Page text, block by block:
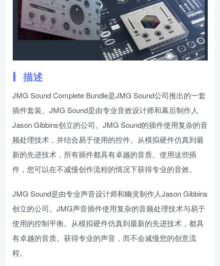
描述
JMG Sound Complete Bundle是JMG Sound公司推出的一套
插件套装。JMG Sound是由专业音效设计师和幕后制作人
Jason Gibbins创立的公司。JMG Sound的插件使用复杂的音
频处理技术，并结合易于使用的控件。从模拟硬件仿真到最
新的先进技术，所有插件都具有卓越的音质。使用这些插
件，您可以在不减慢创作流程的情况下获得专业的音效。
JMG Sound是由专业声音设计师和幽灵制作人Jason Gibbins
创立的公司。JMG声音插件使用复杂的音频处理技术与易于
使用的控制平衡。从模拟硬件仿真到最新的先进技术，都具
有卓越的音质。获得专业的声音，而不会减慢您的创意流
程。